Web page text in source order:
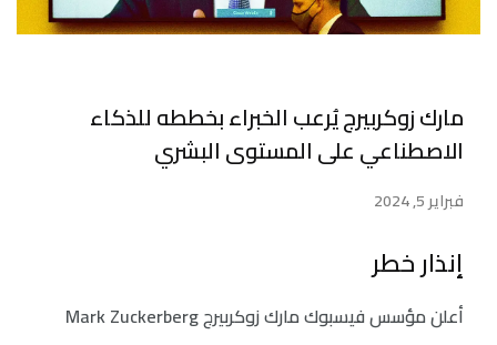
مارك زوكربيرج يُرعب الخبراء بخططه للذكاء
الاصطناعي على المستوى البشري
فبراير 5, 2024
إنذار خطر
أعلن مؤسس فيسبوك مارك زوكربيرج Mark Zuckerberg